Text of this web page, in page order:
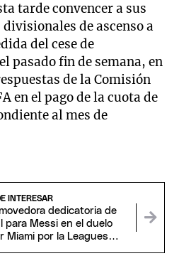
tarde convencer a sus
de ascenso a
del cese de
pasado fin de semana, en
de la Comisión
en el pago de la cuota de
al mes de
INTERESAR
dedicatoria de
para Messi en el duelo
Miami por la Leagues